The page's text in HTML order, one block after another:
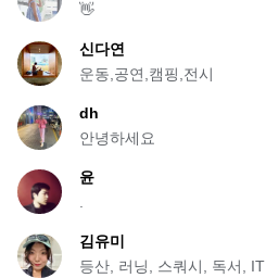
👋
신다연
운동,공연,캠핑,전시
dh
안녕하세요
윤
.
김유미
등산, 러닝, 스쿼시, 독서, IT